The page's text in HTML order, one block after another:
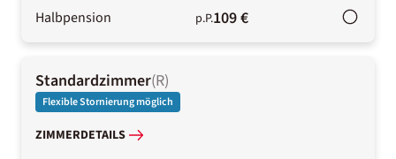
Halbpension p.P.109 €
Standardzimmer(R)
Flexible Stornierung möglich
ZIMMERDETAILS